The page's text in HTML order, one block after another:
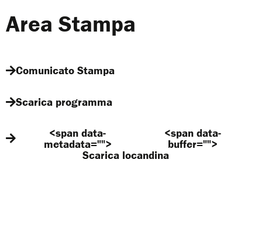
Area Stampa
Comunicato Stampa
Scarica programma
<span data-
metadata="">
<span data-
buffer="">
Scarica locandina